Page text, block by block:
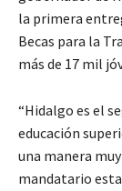
la primera
Becas para la
más de 17 mil
“Hidalgo es el
educación
una manera
mandatario